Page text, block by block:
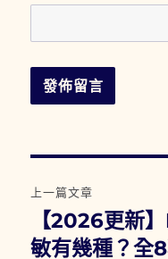
章
導
上一篇文章
一
【2026更新
敏有幾種？全